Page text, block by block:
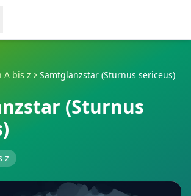
A bis z Samtglanzstar (Sturnus sericeus)
(Sturnus
z